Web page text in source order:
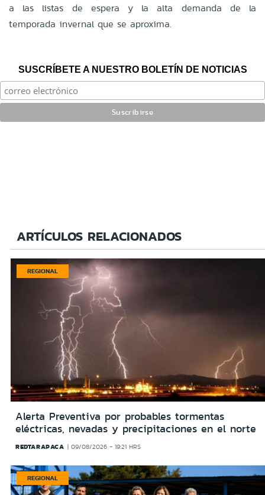
a las listas de espera y la alta demanda de la
temporada invernal que se aproxima.
SUSCRÍBETE A NUESTRO BOLETÍN DE NOTICIAS
ARTÍCULOS RELACIONADOS
REGIONAL
Alerta Preventiva por probables tormentas
eléctricas, nevadas y precipitaciones en el norte
REDTARAPACA 09/08/2026 - 19:21 HRS
REGIONAL